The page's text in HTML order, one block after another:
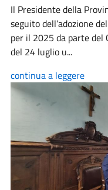
Il Presidente della
seguito dell’adozione
per il 2025 da parte del
del 24 luglio u...
continua a leggere